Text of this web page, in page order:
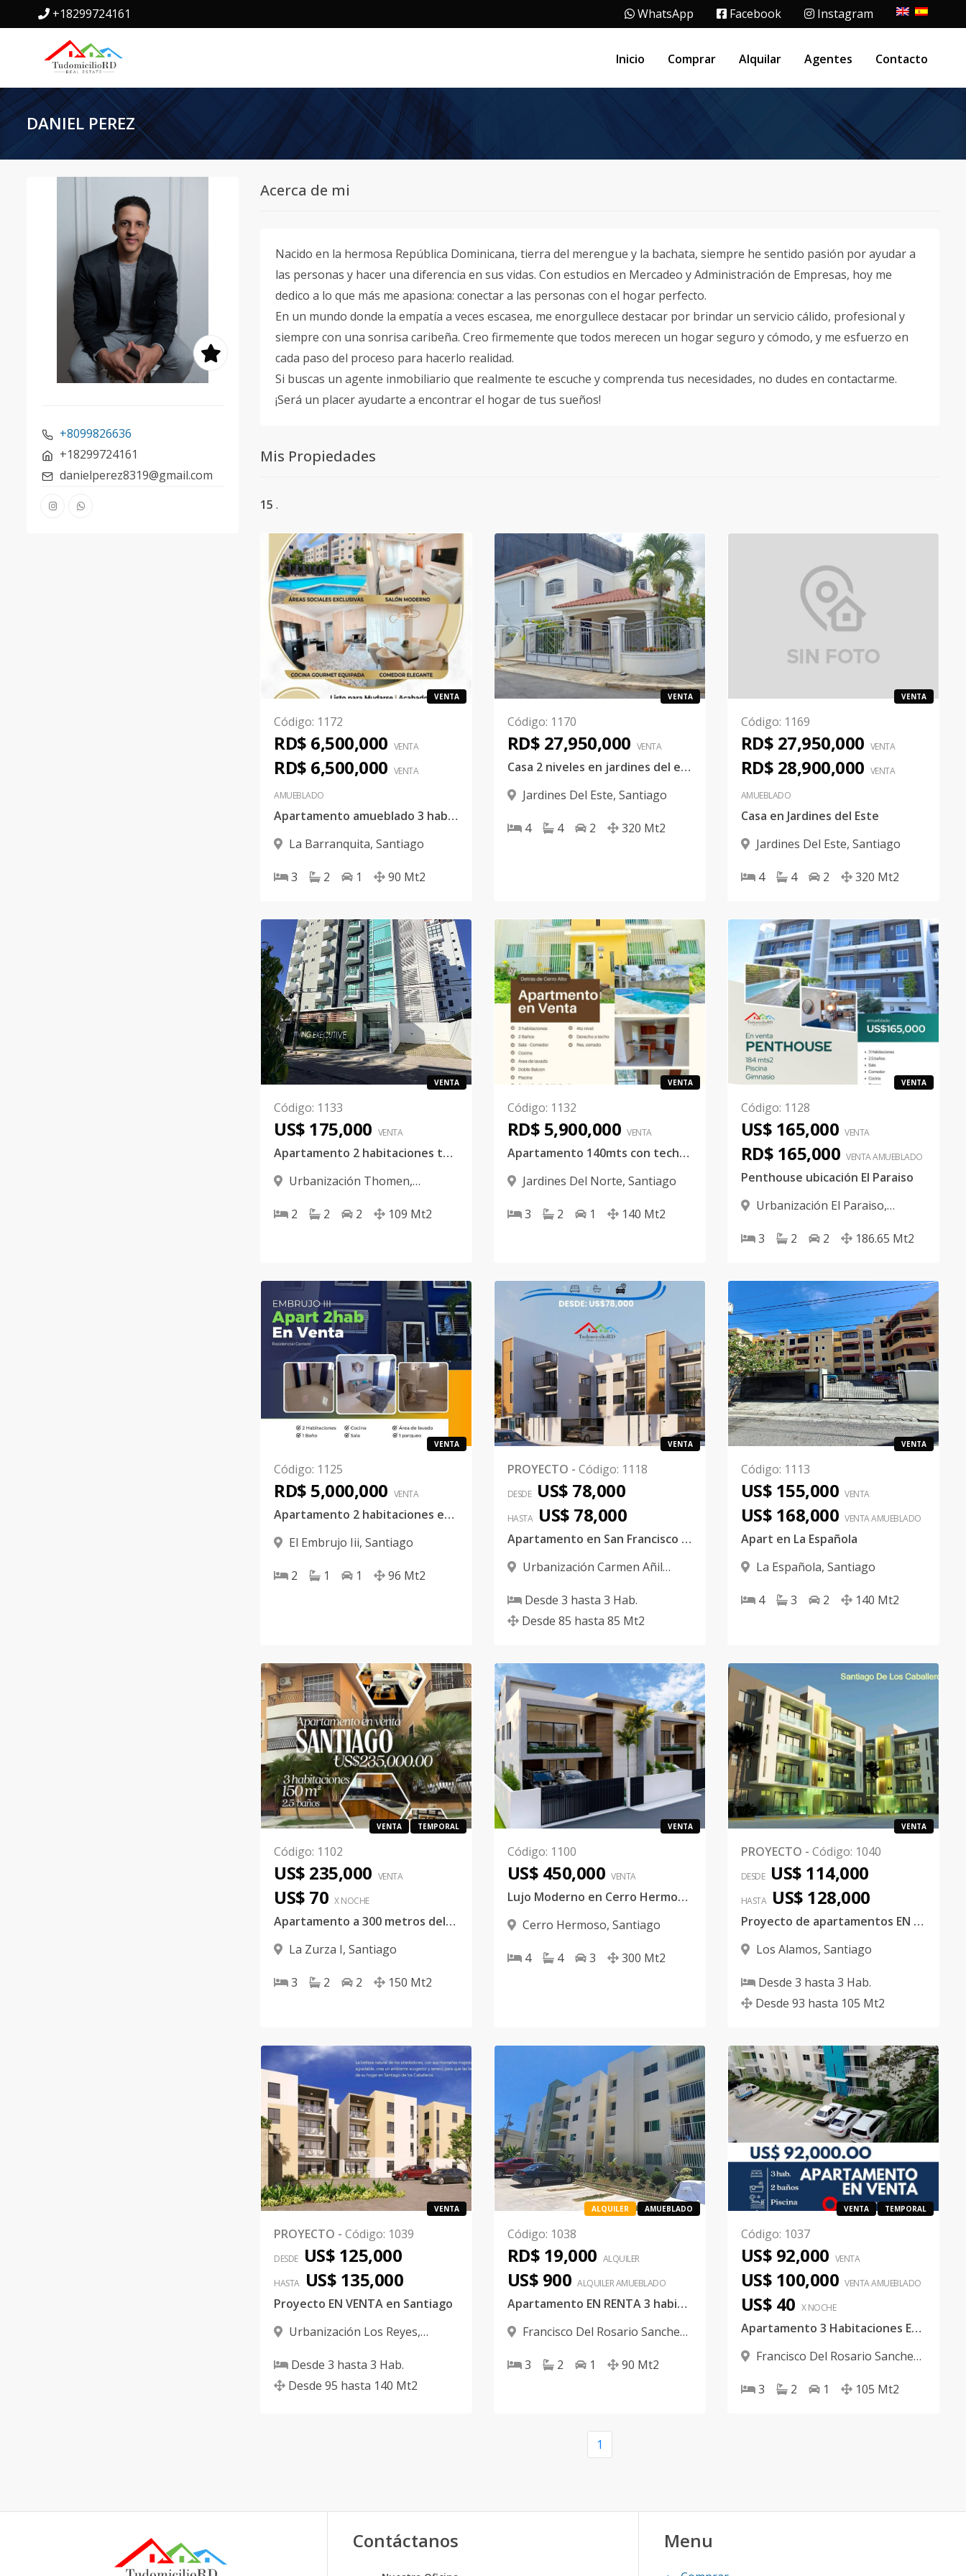
+18299724161 WhatsApp Facebook Instagram
Inicio Comprar Alquilar Agentes Contacto
DANIEL PEREZ
+8099826636
+18299724161
danielperez8319@gmail.com
Acerca de mi
Nacido en la hermosa República Dominicana, tierra del merengue y la bachata, siempre he sentido pasión por ayudar a
las personas y hacer una diferencia en sus vidas. Con estudios en Mercadeo y Administración de Empresas, hoy me
dedico a lo que más me apasiona: conectar a las personas con el hogar perfecto.
En un mundo donde la empatía a veces escasea, me enorgullece destacar por brindar un servicio cálido, profesional y
siempre con una sonrisa caribeña. Creo firmemente que todos merecen un hogar seguro y cómodo, y me esfuerzo en
cada paso del proceso para hacerlo realidad.
Si buscas un agente inmobiliario que realmente te escuche y comprenda tus necesidades, no dudes en contactarme.
¡Será un placer ayudarte a encontrar el hogar de tus sueños!
Mis Propiedades
15 .
VENTA
Código: 1172
RD$ 6,500,000 VENTA
RD$ 6,500,000 VENTA
AMUEBLADO
Apartamento amueblado 3 habitaciones
La Barranquita, Santiago
3 2 1 90 Mt2
VENTA
Código: 1170
RD$ 27,950,000 VENTA
Casa 2 niveles en jardines del este
Jardines Del Este, Santiago
4 4 2 320 Mt2
VENTA
Código: 1169
RD$ 27,950,000 VENTA
RD$ 28,900,000 VENTA
AMUEBLADO
Casa en Jardines del Este
Jardines Del Este, Santiago
4 4 2 320 Mt2
VENTA
Código: 1133
US$ 175,000 VENTA
Apartamento 2 habitaciones torre de lujo urb Thomen
Urbanización Thomen,
2
2 2 109 Mt2
VENTA
Código: 1132
RD$ 5,900,000 VENTA
Apartamento 140mts con techo y piscina
Jardines Del Norte, Santiago
3 2 1 140 Mt2
VENTA
Código: 1128
US$ 165,000 VENTA
RD$ 165,000 VENTA AMUEBLADO
Penthouse ubicación El Paraiso
Urbanización El Paraiso,
3
2 2 186.65 Mt2
VENTA
Código: 1125
RD$ 5,000,000 VENTA
Apartamento 2 habitaciones embrujo III
El Embrujo Iii, Santiago
2 1 1 96 Mt2
VENTA
PROYECTO - Código: 1118
DESDE US$ 78,000
HASTA US$ 78,000
Apartamento en San Francisco de Macoris
Urbanización Carmen Añil
Desde 3 hasta 3 Hab.
Desde 85 hasta 85 Mt2
VENTA
Código: 1113
US$ 155,000 VENTA
US$ 168,000 VENTA AMUEBLADO
Apart en La Española
La Española, Santiago
4 3 2 140 Mt2
VENTA TEMPORAL
Código: 1102
US$ 235,000 VENTA
US$ 70 X NOCHE
Apartamento a 300 metros del monumento
La Zurza I, Santiago
3 2 2 150 Mt2
VENTA
Código: 1100
US$ 450,000 VENTA
Lujo Moderno en Cerro Hermoso, y Casilda
Cerro Hermoso, Santiago
4 4 3 300 Mt2
VENTA
PROYECTO - Código: 1040
DESDE US$ 114,000
HASTA US$ 128,000
Proyecto de apartamentos EN VENTA Los Alamos, Santiago
Los Alamos, Santiago
Desde 3 hasta 3 Hab.
Desde 93 hasta 105 Mt2
VENTA
PROYECTO - Código: 1039
DESDE US$ 125,000
HASTA US$ 135,000
Proyecto EN VENTA en Santiago
Urbanización Los Reyes,
Desde 3 hasta 3 Hab.
Desde 95 hasta 140 Mt2
ALQUILER AMUEBLADO
Código: 1038
RD$ 19,000 ALQUILER
US$ 900 ALQUILERAMUEBLADO
Apartamento EN RENTA 3 habitaciones y piscina
Francisco Del Rosario Sanchez,
3
2 1 90 Mt2
VENTA TEMPORAL
Código: 1037
US$ 92,000 VENTA
US$ 100,000 VENTA AMUEBLADO
US$ 40 X NOCHE
Apartamento 3 Habitaciones EN VENTA
Francisco Del Rosario Sanchez,
3
2 1 105 Mt2
1
Contáctanos Menu